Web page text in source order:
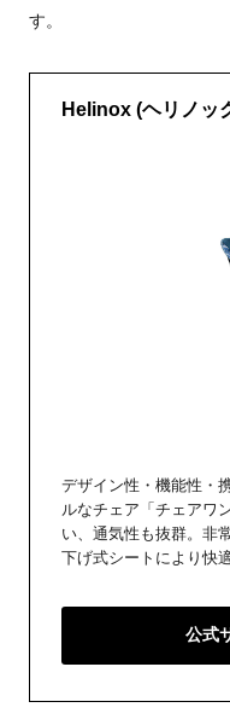
す。
Helinox (ヘリノ
デザイン性・機能性・
ルなチェア「チェアワ
い、通気性も抜群。非
下げ式シートにより快
公式